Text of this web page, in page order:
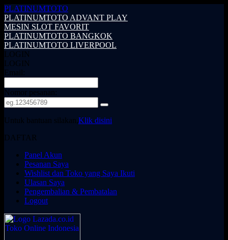
PLATINUMTOTO
PLATINUMTOTO ADVANT PLAY
MESIN SLOT FAVORIT
PLATINUMTOTO BANGKOK
PLATINUMTOTO LIVERPOOL
LOGIN
LOGIN
Email:
Nomor pesanan:
Untuk bantuan silakan,Klik disini
DAFTAR
Panel Akun
Pesanan Saya
Wishlist dan Toko yang Saya Ikuti
Ulasan Saya
Pengembalian & Pembatalan
Logout